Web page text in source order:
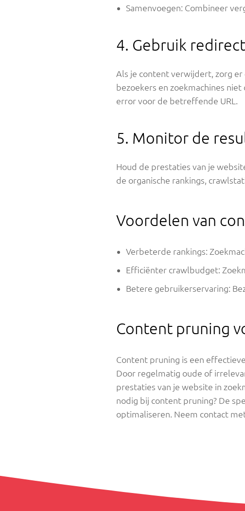
Samenvoegen: Combineer
4. Gebruik
Als je content verwijdert, zorg
bezoekers en zoekmachines
error voor de betreffende URL.
5. Monitor de
Houd de prestaties van je
de organische rankings,
Voordelen van
Verbeterde rankings:
Efficiënter crawlbudget:
Betere gebruikerservaring:
Content pruning
Content pruning is een
Door regelmatig oude of
prestaties van je website in
nodig bij content pruning? De
optimaliseren. Neem contact